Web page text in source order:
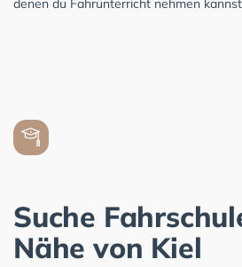
denen du Fahrunterricht nehmen
Suche
Nähe von Kiel